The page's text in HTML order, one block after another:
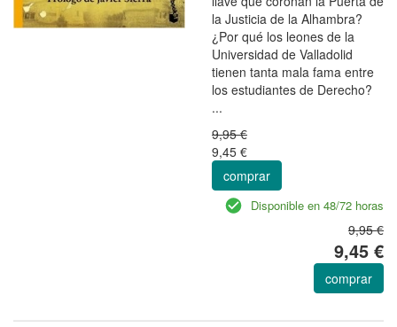
la Justicia de la Alhambra?
¿Por qué los leones de la
Universidad de Valladolid
tienen tanta mala fama entre
los estudiantes de Derecho?
...
9,95 €
9,45 €
comprar
Disponible en 48/72 horas
9,95 €
9,45 €
comprar